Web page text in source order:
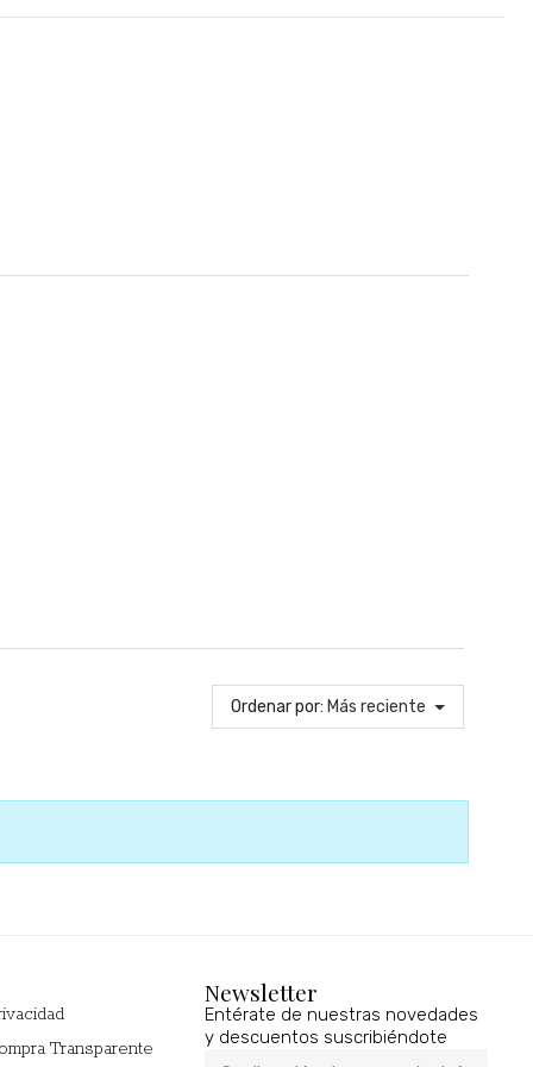
Ordenar por: Más reciente
Transparente
Newsletter
Entérate de nuestras novedades
y descuentos suscribiéndote